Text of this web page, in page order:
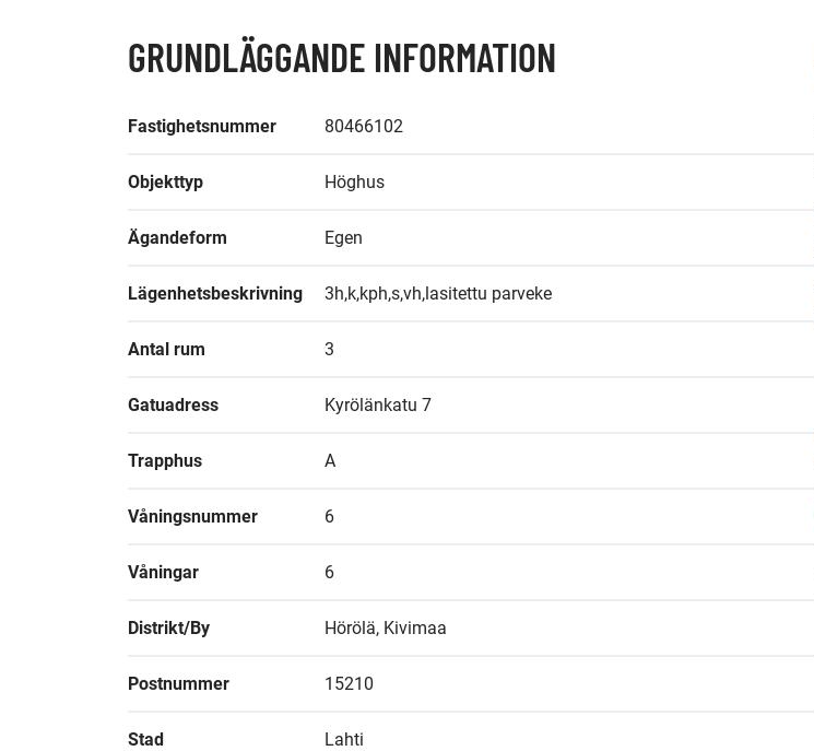
GRUNDLÄGGANDE INFORMATION
Fastighetsnummer 80466102
Objekttyp Höghus
Ägandeform Egen
Lägenhetsbeskrivning 3h,k,kph,s,vh,lasitettu parveke
Antal rum 3
Gatuadress Kyrölänkatu 7
Trapphus A
Våningsnummer 6
Våningar 6
Distrikt/By Hörölä, Kivimaa
Postnummer 15210
Stad Lahti